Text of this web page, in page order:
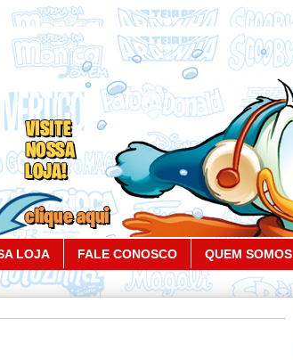
LOJA FALE CONOSCO QUEM SOMOS